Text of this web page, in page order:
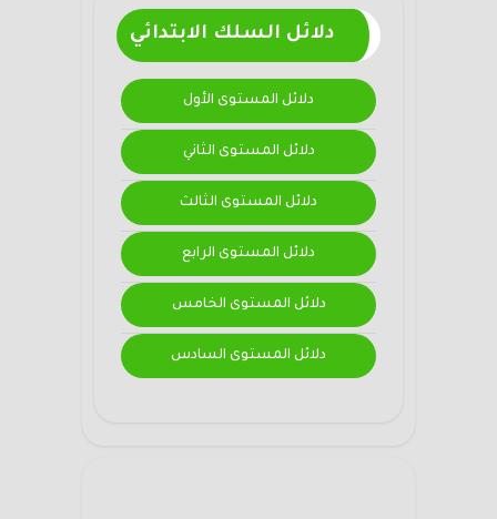
دلائل السلك الابتدائي
دلائل المستوى الأول
دلائل المستوى الثاني
دلائل المستوى الثالث
دلائل المستوى الرابع
دلائل المستوى الخامس
دلائل المستوى السادس